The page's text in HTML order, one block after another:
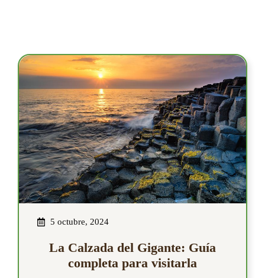
5 octubre, 2024
La Calzada del Gigante: Guía
completa para visitarla